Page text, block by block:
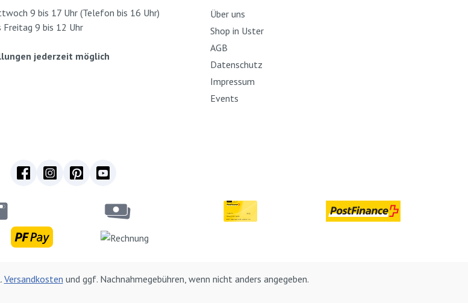
9 bis 17 Uhr (Telefon bis 16 Uhr)
Freitag 9 bis 12 Uhr
jederzeit möglich
Über uns
Shop in Uster
AGB
Datenschutz
Impressum
Events
Versandkosten und ggf. Nachnahmegebühren, wenn nicht anders angegeben.